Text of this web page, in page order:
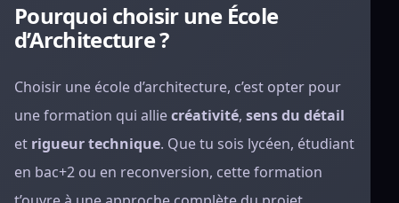
Pourquoi choisir une École
d’Architecture ?
Choisir une école d’architecture, c’est opter pour
une formation qui alliecréativité, sens du détail
et rigueur technique. Que tu sois lycéen, étudiant
en bac+2 ou en reconversion, cette formation